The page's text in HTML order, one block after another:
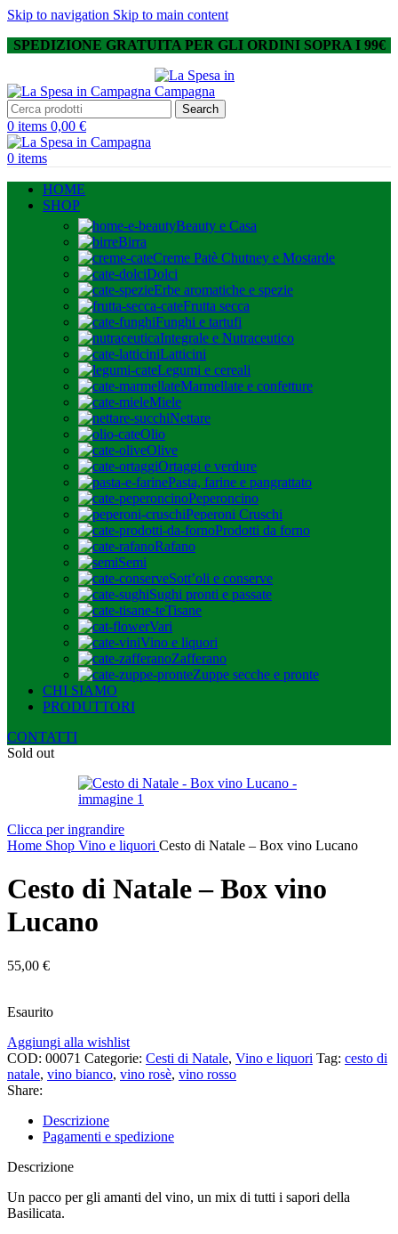
Skip to navigation Skip to main content
SPEDIZIONE GRATUITA PER GLI ORDINI SOPRA I 99€
Search
0 items 0,00 €
0 items
HOME
SHOP
Beauty e Casa
Birra
Creme Patè Chutney e Mostarde
Dolci
Erbe aromatiche e spezie
Frutta secca
Funghi e tartufi
Integrale e Nutraceutico
Latticini
Legumi e cereali
Marmellate e confetture
Miele
Nettare
Olio
Olive
Ortaggi e verdure
Pasta, farine e pangrattato
Peperoncino
Peperoni Cruschi
Prodotti da forno
Rafano
Semi
Sott’oli e conserve
Sughi pronti e passate
Tisane
Vari
Vino e liquori
Zafferano
Zuppe secche e pronte
CHI SIAMO
PRODUTTORI
CONTATTI
Sold out
Clicca per ingrandire
Home Shop Vino e liquori Cesto di Natale – Box vino Lucano
Cesto di Natale – Box vino
Lucano
55,00 €
Esaurito
Aggiungi alla wishlist
COD: 00071 Categorie: Cesti di Natale, Vino e liquori Tag: cesto di
natale, vino bianco, vino rosè, vino rosso
Share:
Descrizione
Pagamenti e spedizione
Descrizione
Un pacco per gli amanti del vino, un mix di tutti i sapori della
Basilicata.